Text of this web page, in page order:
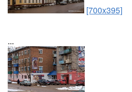
[700x395]
...